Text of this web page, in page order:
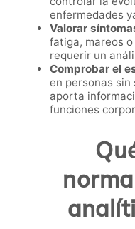
enfermedades
Valorar
fatiga, mareos
requerir un
Comprobar el
en personas
aporta
funciones